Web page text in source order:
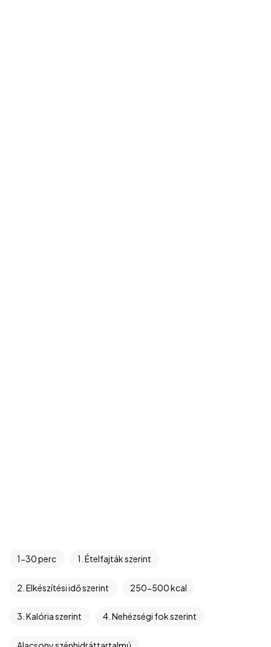
1-30 perc 1. Ételfajták szerint
2. Elkészítési idő szerint 250-500 kcal
3. Kalória szerint 4. Nehézségi fok szerint
SimplePay fizetési tájékoztató
Cookie nyilatkozat
Elállási nyilatkozat
BeValid.hu